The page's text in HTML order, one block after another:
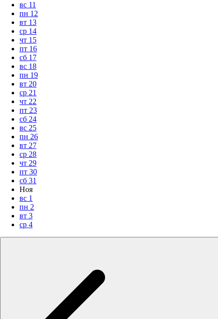
вс 11
пн 12
вт 13
ср 14
чт 15
пт 16
сб 17
вс 18
пн 19
вт 20
ср 21
чт 22
пт 23
сб 24
вс 25
пн 26
вт 27
ср 28
чт 29
пт 30
сб 31
Ноя
вс 1
пн 2
вт 3
ср 4